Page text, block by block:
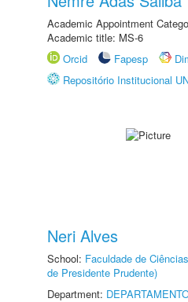
Academic Appointment
Academic title: MS-6
Orcid
Fapesp
Repositório Institucional
Neri Alves
School: Faculdade de
de Presidente Prudente)
Department: